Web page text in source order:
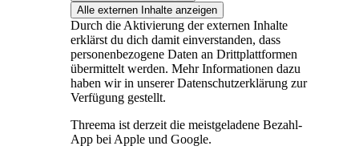
Alle externen Inhalte anzeigen
Durch die Aktivierung der externen Inhalte
erklärst du dich damit einverstanden, dass
personenbezogene Daten an Drittplattformen
übermittelt werden. Mehr Informationen dazu
haben wir in unserer Datenschutzerklärung zur
Verfügung gestellt.
Threema ist derzeit die meistgeladene Bezahl-
App bei Apple und Google.